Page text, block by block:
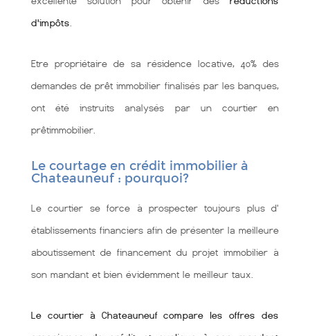
d'impôts
Etre propriétaire de sa résidence locative, 40% des
demandes de prêt immobilier finalisés par les banques,
ont été instruits analysés par un courtier en
prêtimmobilier.
Le courtage en crédit immobilier à
Chateauneuf : pourquoi?
Le courtier se force à prospecter toujours plus d'
établissements financiers afin de présenter la meilleure
aboutissement de financement du projet immobilier à
son mandant et bien évidemment le meilleur taux.
Le courtier à Chateauneuf compare les offres des